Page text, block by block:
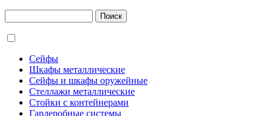
Сейфы
Шкафы металлические
Сейфы и шкафы оружейные
Стеллажи металлические
Стойки с контейнерами
Гардеробные системы